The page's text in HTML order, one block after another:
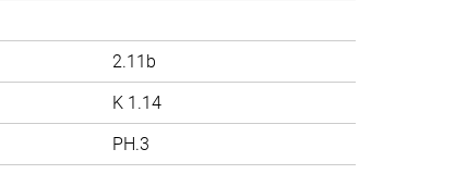
2.11b
K 1.14
PH.3